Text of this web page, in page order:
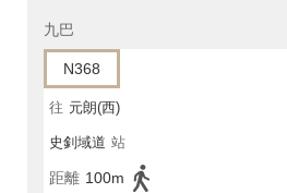
九巴
N368
往 元朗(西)
史釗域道 站
距離 100m